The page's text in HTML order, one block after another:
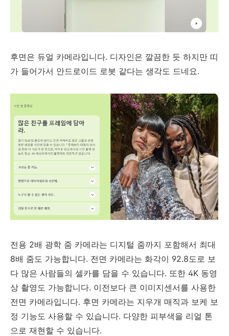
후면은 듀얼 카메라입니다. 디자인은 깔끔한 듯 하지만 띠
가 들어가서 안드로이드 로봇 같다는 생각도 드네요.
전용 2배 광학 줌 카메라는 디지털 줌까지 포함해서 최대
8배 줌도 가능합니다. 전면 카메라는 화각이 92.8도로 보
다 많은 사람들의 셀카를 담을 수 있습니다. 또한 4K 동영
상 촬영도 가능합니다. 이전보다 큰 이미지센서를 사용한
전면 카메라입니다. 후면 카메라는 지우개 매직과 보케 보
정 기능도 사용할 수 있습니다. 다양한 피부색을 리얼 톤
으로 재현할 수 있습니다.